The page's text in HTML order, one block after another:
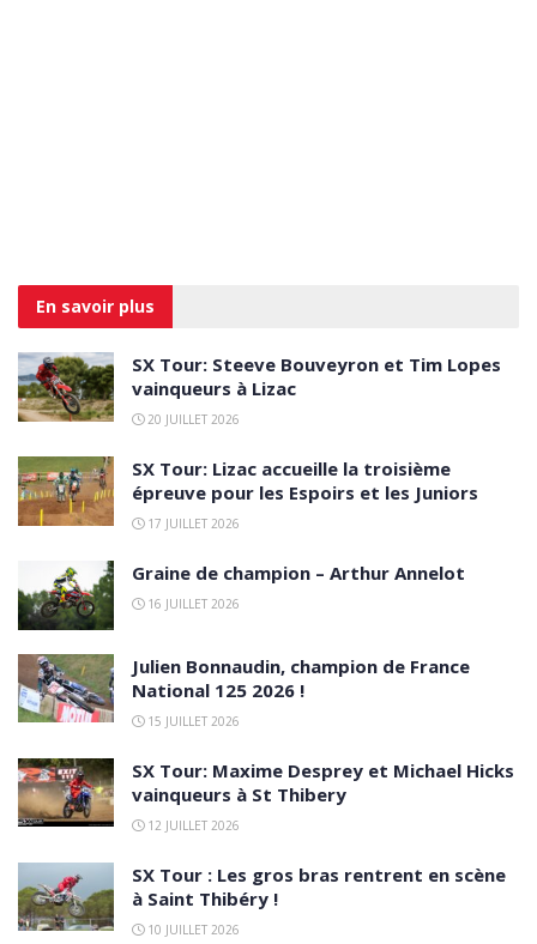
En savoir plus
SX Tour: Steeve Bouveyron et Tim Lopes
vainqueurs à Lizac
20 JUILLET 2026
SX Tour: Lizac accueille la troisième
épreuve pour les Espoirs et les Juniors
17 JUILLET 2026
Graine de champion – Arthur Annelot
16 JUILLET 2026
Julien Bonnaudin, champion de France
National 125 2026 !
15 JUILLET 2026
SX Tour: Maxime Desprey et Michael Hicks
vainqueurs à St Thibery
12 JUILLET 2026
SX Tour : Les gros bras rentrent en scène
à Saint Thibéry !
10 JUILLET 2026